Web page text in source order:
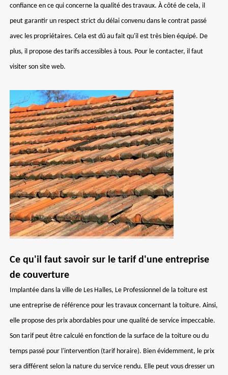
confiance en ce qui concerne la qualité des travaux. À côté de cela, il
peut garantir un respect strict du délai convenu dans le contrat passé
avec les propriétaires. Cela est dû au fait qu'il est très bien équipé. De
plus, il propose des tarifs accessibles à tous. Pour le contacter, il faut
visiter son site web.
Ce qu'il faut savoir sur le tarif d'une entreprise
de couverture
Implantée dans la ville de Les Halles, Le Professionnel de la toiture est
une entreprise de référence pour les travaux concernant la toiture. Ainsi,
elle propose des prix abordables pour une qualité de service impeccable.
Son tarif peut être calculé en fonction de la surface de la toiture ou du
temps passé pour l'intervention (tarif horaire). Bien évidemment, le prix
sera différent selon la nature du service rendu. Elle peut vous dresser un